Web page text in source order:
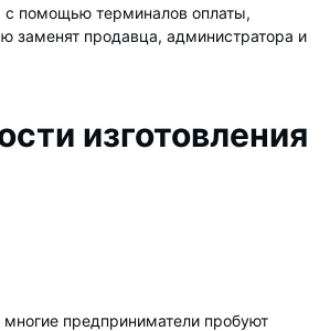
помощью терминалов оплаты,
заменят продавца, администратора и
изготовления
предприниматели пробуют